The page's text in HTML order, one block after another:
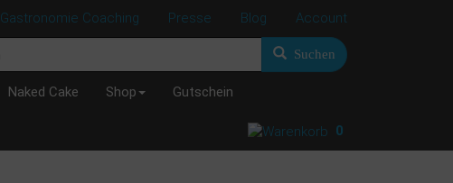
Gastronomie Coaching Presse Blog Account
Suchen
Naked Cake Shop Gutschein
0